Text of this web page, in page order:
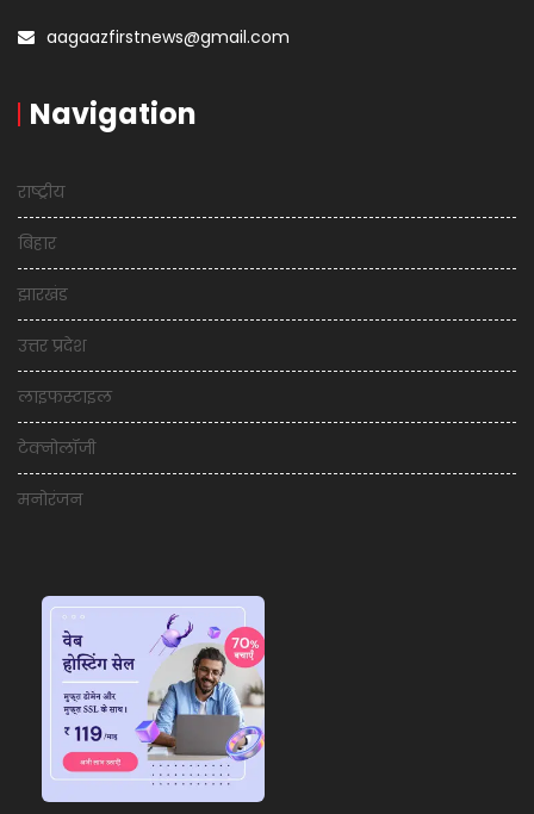
aagaazfirstnews@gmail.com
Navigation
राष्ट्रीय
बिहार
झारखंड
उत्तर प्रदेश
लाइफस्टाइल
टेक्नोलॉजी
मनोरंजन